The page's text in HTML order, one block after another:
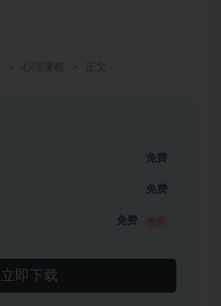
免费
免费
免费
立即下载